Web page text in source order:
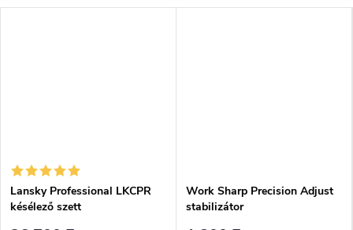
Lansky Professional LKCPR
késélező szett
Work Sharp Precision Adjust
stabilizátor